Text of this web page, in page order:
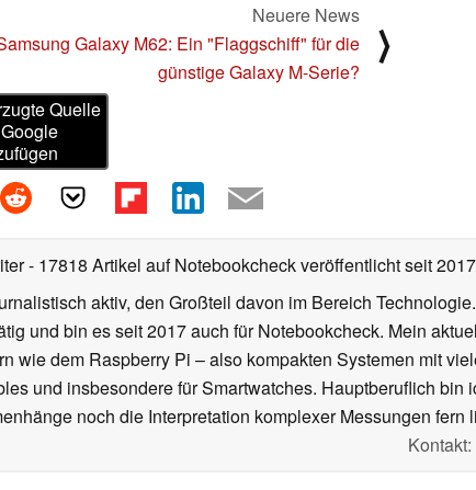
Neuere News
Galaxy M62: Ein "Flaggschiff" für die
günstige Galaxy M-Serie?
⟩
Quelle
- 17818 Artikel auf Notebookcheck veröffentlichtseit 2017
aktiv, den Großteil davon im Bereich
und bin es seit 2017 auch für Notebookcheck. Mein
wie dem Raspberry Pi – also kompakten Systemen mit
und insbesondere für Smartwatches. Hauptberuflich bin
noch die Interpretation komplexer Messungen fern
Kontakt: